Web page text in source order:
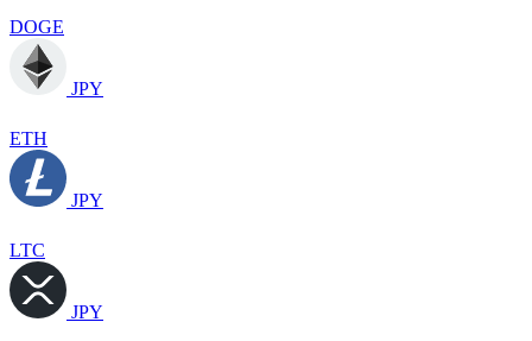
DOGE
JPY
ETH
JPY
LTC
JPY